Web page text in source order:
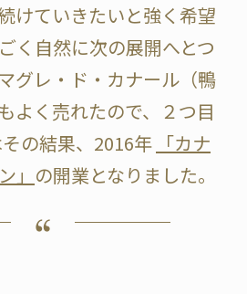
けていきたいと強く希望
く自然に次の展開へとつ
グレ・ド・カナール（鴨
よく売れたので、２つ目
の結果、2016年 「カナ
」 の開業となりました。